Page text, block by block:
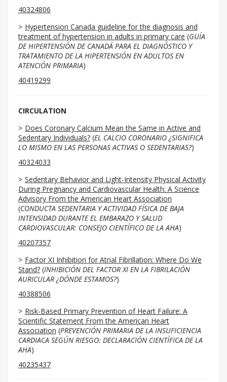
40324806
Hypertension Canada guideline for the diagnosis and
treatment of hypertension in adults in primary care (GUÍA
DE HIPERTENSIÓN DE CANADÁ PARA EL DIAGNÓSTICO Y
TRATAMIENTO DE LA HIPERTENSIÓN EN ADULTOS EN
ATENCIÓN PRIMARIA)
40419299
CIRCULATION
Does Coronary Calcium Mean the Same in Active and
Sedentary Individuals? (EL CALCIO CORONARIO ¿SIGNIFICA
LO MISMO EN LAS PERSONAS ACTIVAS O SEDENTARIAS?)
40324033
Sedentary Behavior and Light-Intensity Physical Activity
During Pregnancy and Cardiovascular Health: A Science
Advisory From the American Heart Association
(CONDUCTA SEDENTARIA Y ACTIVIDAD FÍSICA DE BAJA
INTENSIDAD DURANTE EL EMBARAZO Y SALUD
CARDIOVASCULAR: CONSEJO CIENTÍFICO DE LA AHA)
40207357
Factor XI Inhibition for Atrial Fibrillation: Where Do We
Stand? (INHIBICIÓN DEL FACTOR XI EN LA FIBRILACIÓN
AURICULAR ¿DÓNDE ESTAMOS?)
40388506
Risk-Based Primary Prevention of Heart Failure: A
Scientific Statement From the American Heart
Association (PREVENCIÓN PRIMARIA DE LA INSUFICIENCIA
CARDIACA SEGÚN RIESGO: DECLARACIÓN CIENTÍFICA DE LA
AHA)
40235437